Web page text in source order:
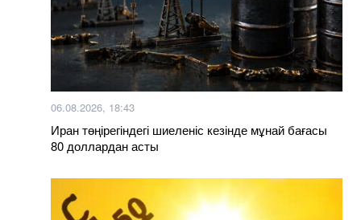
06.08.2026, 18:43
Иран төңірегіндегі шиеленіс кезінде мұнай бағасы
80 доллардан асты